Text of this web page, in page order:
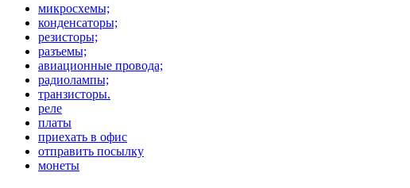
микросхемы;
конденсаторы;
резисторы;
разъемы;
авиационные провода;
радиолампы;
транзисторы.
реле
платы
приехать в офис
отправить посылку
монеты